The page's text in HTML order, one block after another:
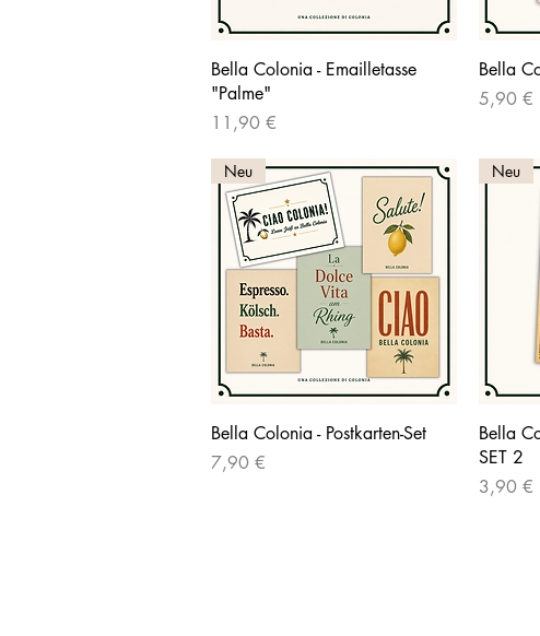
Schnellansicht
Bella Colonia - Emailletasse
"Palme"
Preis
11,90 €
Bella
Preis
5,90 €
Schnellansicht
Neu
Bella Colonia - Postkarten-Set
Preis
7,90 €
Neu
Bella
SET 2
Preis
3,90 €